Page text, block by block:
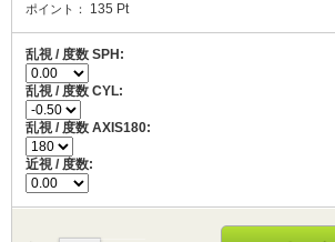
ポイント： 135 Pt
乱視 / 度数 SPH:
乱視 / 度数 CYL:
乱視 / 度数 AXIS180:
近視 / 度数: